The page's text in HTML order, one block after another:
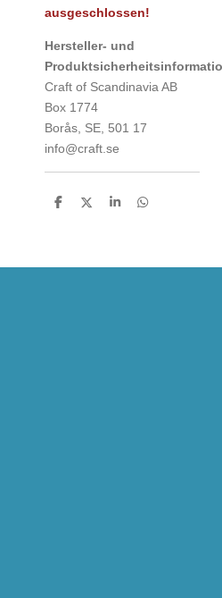
ausgeschlossen!
Hersteller- und
Craft of Scandinavia AB
Box 1774
Borås, SE, 501 17
info@craft.se
T
n
T
n
T
n
T
n